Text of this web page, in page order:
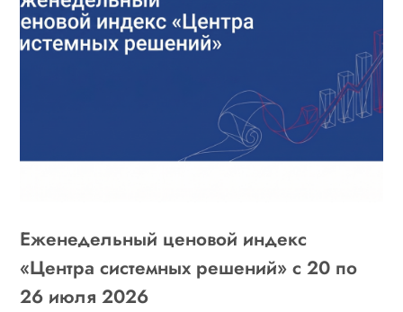
Еженедельный ценовой индекс
«Центра системных решений» с 20 по
26 июля 2026